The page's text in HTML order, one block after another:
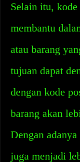
Selain itu,
membantu
atau barang
tujuan dapat
dengan kode
barang akan
Dengan
juga menjadi